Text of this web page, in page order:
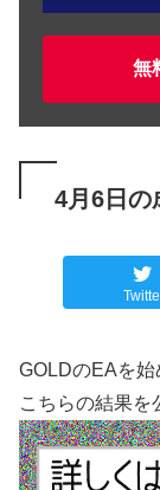
無
4月6日の
GOLDのEAを始
こちらの結果を